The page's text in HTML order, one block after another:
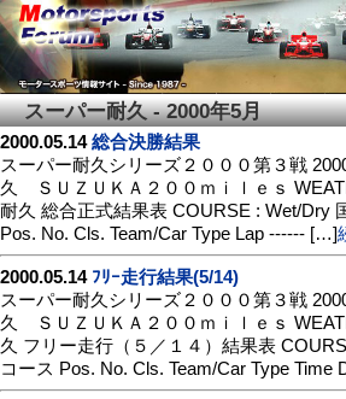
スーパー耐久 - 2000年5月
2000.05.14総合決勝結果
スーパー耐久シリーズ２０００第３戦
久 ＳＵＺＵＫＡ２００ｍｉｌｅｓ
耐久 総合正式結果表 COURSE : Wet/Dry
Pos. No. Cls. Team/Car Type Lap ------ […]
2000.05.14 ﾌﾘｰ走行結果(5/14)
スーパー耐久シリーズ２０００第３戦
久 ＳＵＺＵＫＡ２００ｍｉｌｅｓ
久 フリー走行（５／１４）結果表
コース Pos. No. Cls. Team/Car Type Time